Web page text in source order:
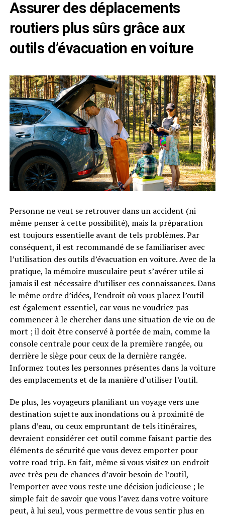
Assurer des déplacements
routiers plus sûrs grâce aux
outils d’évacuation en voiture
Personne ne veut se retrouver dans un accident (ni
même penser à cette possibilité), mais la préparation
est toujours essentielle avant de tels problèmes. Par
conséquent, il est recommandé de se familiariser avec
l’utilisation des outils d’évacuation en voiture. Avec de la
pratique, la mémoire musculaire peut s’avérer utile si
jamais il est nécessaire d’utiliser ces connaissances. Dans
le même ordre d’idées, l’endroit où vous placez l’outil
est également essentiel, car vous ne voudriez pas
commencer à le chercher dans une situation de vie ou de
mort ; il doit être conservé à portée de main, comme la
console centrale pour ceux de la première rangée, ou
derrière le siège pour ceux de la dernière rangée.
Informez toutes les personnes présentes dans la voiture
des emplacements et de la manière d’utiliser l’outil.
De plus, les voyageurs planifiant un voyage vers une
destination sujette aux inondations ou à proximité de
plans d’eau, ou ceux empruntant de tels itinéraires,
devraient considérer cet outil comme faisant partie des
éléments de sécurité que vous devez emporter pour
votre road trip. En fait, même si vous visitez un endroit
avec très peu de chances d’avoir besoin de l’outil,
l’emporter avec vous reste une décision judicieuse ; le
simple fait de savoir que vous l’avez dans votre voiture
peut, à lui seul, vous permettre de vous sentir plus en